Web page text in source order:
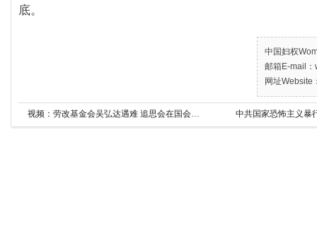
底。
中国妇权
邮箱E-mail
网址Website
中共国家恐怖主义暴